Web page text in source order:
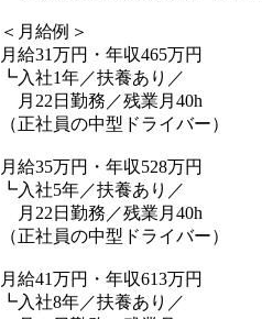
＜月給例＞
月給31万円・年収465万円
┗入社1年／扶養あり／
月22日勤務／残業月40h
（正社員の中型ドライバー）
月給35万円・年収528万円
┗入社5年／扶養あり／
月22日勤務／残業月40h
（正社員の中型ドライバー）
月給41万円・年収613万円
┗入社8年／扶養あり／